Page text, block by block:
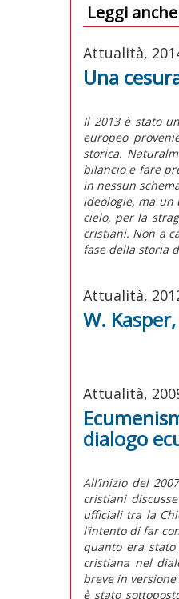
Leggi anche
Attualità,
Una
Il 2013 è stato
europeo
storica.
bilancio e fare
in nessun
ideologie, ma un
cielo, per la
cristiani. Non a
fase della storia
Attualità,
W.
Attualità,
dialogo
All’inizio del
cristiani
ufficiali tra la
l’intento di far
quanto era
cristiana nel
breve in
è stato